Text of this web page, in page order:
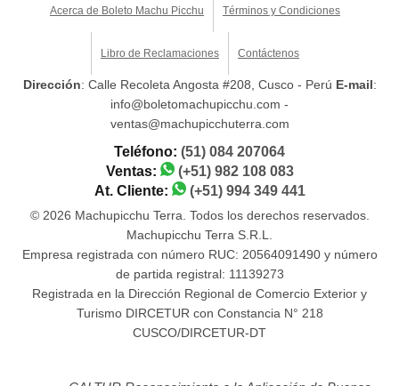
Acerca de Boleto Machu Picchu Términos y Condiciones
Libro de Reclamaciones Contáctenos
Dirección: Calle Recoleta Angosta #208, Cusco - Perú E-mail:
info@boletomachupicchu.com -
ventas@machupicchuterra.com
Teléfono: (51) 084 207064
Ventas:
(+51) 982 108 083
At. Cliente:
(+51) 994 349 441
© 2026 Machupicchu Terra. Todos los derechos reservados.
Machupicchu Terra S.R.L.
Empresa registrada con número RUC: 20564091490 y número
de partida registral: 11139273
Registrada en la Dirección Regional de Comercio Exterior y
Turismo DIRCETUR con Constancia N° 218
CUSCO/DIRCETUR-DT